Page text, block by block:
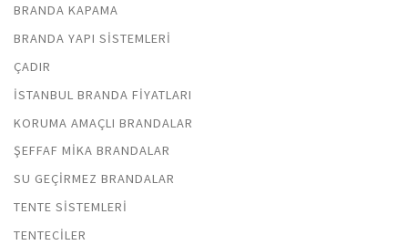
BRANDA KAPAMA
BRANDA YAPI SISTEMLERI
ÇADIR
İSTANBUL BRANDA FIYATLARI
KORUMA AMAÇLI BRANDALAR
ŞEFFAF MIKA BRANDALAR
SU GEÇIRMEZ BRANDALAR
TENTE SISTEMLERI
TENTECILER